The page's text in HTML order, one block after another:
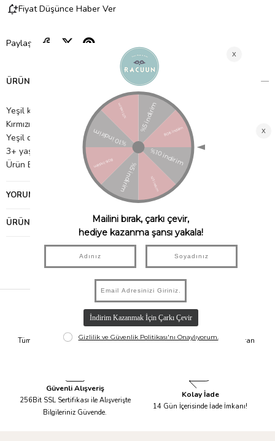
Fiyat Düşünce Haber Ver
Paylaş
ÜRÜN ÖZELLIKLERI
Yeşil keçe yapraklar
Kırmızı ponpon meyveler
Yeşil damalı kurdele ile sarılmış esnek bir metal kafa bandı
3+ yaş için uygundur.
Ürün Boyutu: 146mm x 165mm x 19mm
YORUMLAR
ÜRÜN ÖNERILERI
Hızlı Kargo
Tüm Siparişleriniz Aynı Gün 14.00'a
Taksit İmkanı
Tüm Ürünlerde 6 Aya Kadar Varan
Güvenli Alışveriş
256Bit SSL Sertifikası ile Alışverişte
Bilgileriniz Güvende.
Kolay İade
14 Gün İçerisinde İade İmkanı!